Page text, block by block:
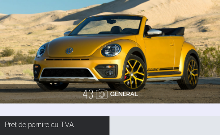
43 GENERAL
Preț de pornire cu TVA